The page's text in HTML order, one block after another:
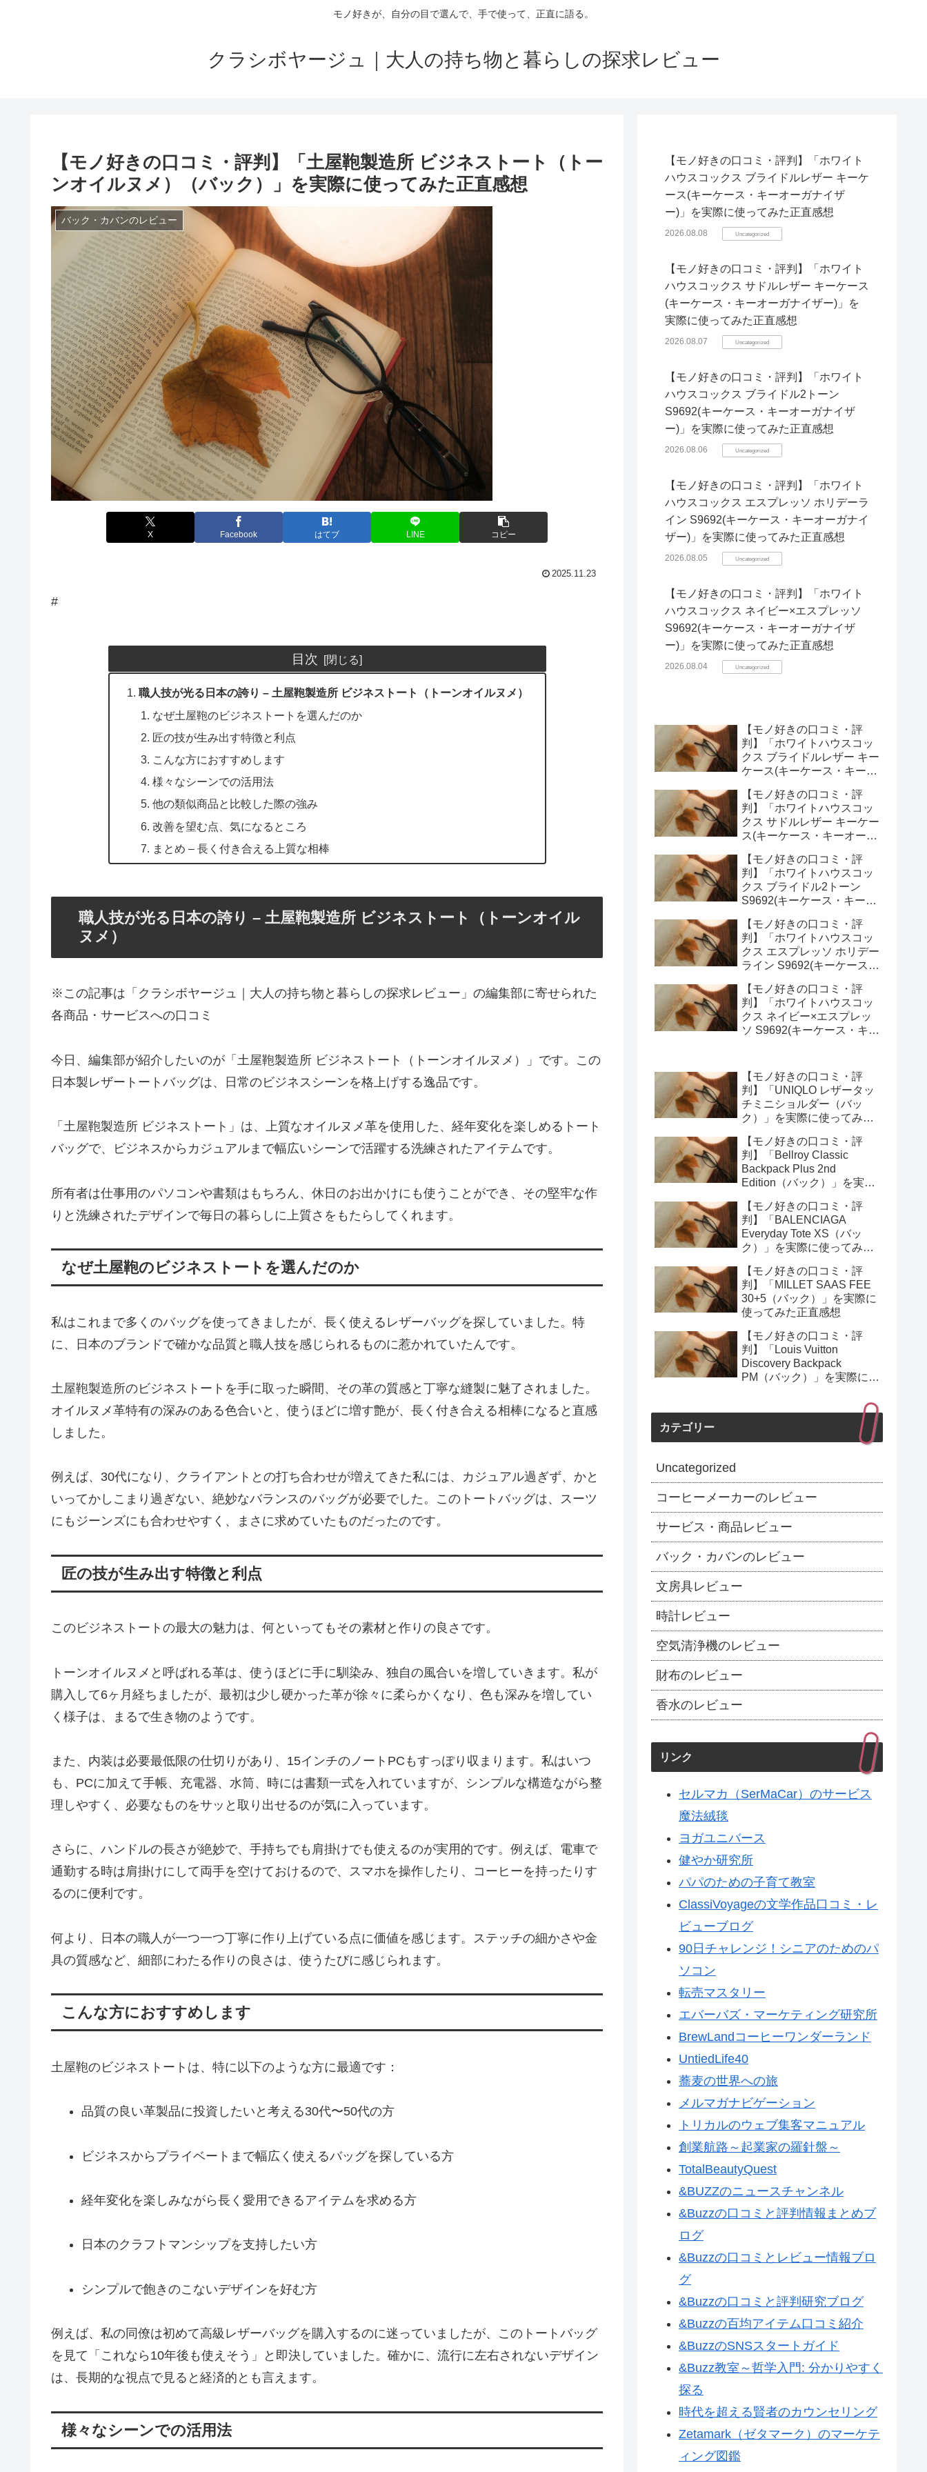
モノ好きが、自分の目で選んで、手で使って、正直に語る。
クラシボヤージュ｜大人の持ち物と暮らしの探求レビュー
【モノ好きの口コミ・評判】「土屋鞄製造所 ビジネストート（トー
ンオイルヌメ）（バック）」を実際に使ってみた正直感想
バック・カバンのレビュー
X Facebook はてブ LINE コピー
2025.11.23
#
目次
職人技が光る日本の誇り – 土屋鞄製造所 ビジネストート（トーンオイルヌメ）
なぜ土屋鞄のビジネストートを選んだのか
匠の技が生み出す特徴と利点
こんな方におすすめします
様々なシーンでの活用法
他の類似商品と比較した際の強み
改善を望む点、気になるところ
まとめ – 長く付き合える上質な相棒
職人技が光る日本の誇り – 土屋鞄製造所 ビジネストート（トーンオイル
ヌメ）
※この記事は「クラシボヤージュ｜大人の持ち物と暮らしの探求レビュー」の編集部に寄せられた
各商品・サービスへの口コミ
今日、編集部が紹介したいのが「土屋鞄製造所 ビジネストート（トーンオイルヌメ）」です。この
日本製レザートートバッグは、日常のビジネスシーンを格上げする逸品です。
「土屋鞄製造所 ビジネストート」は、上質なオイルヌメ革を使用した、経年変化を楽しめるトート
バッグで、ビジネスからカジュアルまで幅広いシーンで活躍する洗練されたアイテムです。
所有者は仕事用のパソコンや書類はもちろん、休日のお出かけにも使うことができ、その堅牢な作
りと洗練されたデザインで毎日の暮らしに上質さをもたらしてくれます。
なぜ土屋鞄のビジネストートを選んだのか
私はこれまで多くのバッグを使ってきましたが、長く使えるレザーバッグを探していました。特
に、日本のブランドで確かな品質と職人技を感じられるものに惹かれていたんです。
土屋鞄製造所のビジネストートを手に取った瞬間、その革の質感と丁寧な縫製に魅了されました。
オイルヌメ革特有の深みのある色合いと、使うほどに増す艶が、長く付き合える相棒になると直感
しました。
例えば、30代になり、クライアントとの打ち合わせが増えてきた私には、カジュアル過ぎず、かと
いってかしこまり過ぎない、絶妙なバランスのバッグが必要でした。このトートバッグは、スーツ
にもジーンズにも合わせやすく、まさに求めていたものだったのです。
匠の技が生み出す特徴と利点
このビジネストートの最大の魅力は、何といってもその素材と作りの良さです。
トーンオイルヌメと呼ばれる革は、使うほどに手に馴染み、独自の風合いを増していきます。私が
購入して6ヶ月経ちましたが、最初は少し硬かった革が徐々に柔らかくなり、色も深みを増してい
く様子は、まるで生き物のようです。
また、内装は必要最低限の仕切りがあり、15インチのノートPCもすっぽり収まります。私はいつ
も、PCに加えて手帳、充電器、水筒、時には書類一式を入れていますが、シンプルな構造ながら整
理しやすく、必要なものをサッと取り出せるのが気に入っています。
さらに、ハンドルの長さが絶妙で、手持ちでも肩掛けでも使えるのが実用的です。例えば、電車で
通勤する時は肩掛けにして両手を空けておけるので、スマホを操作したり、コーヒーを持ったりす
るのに便利です。
何より、日本の職人が一つ一つ丁寧に作り上げている点に価値を感じます。ステッチの細かさや金
具の質感など、細部にわたる作りの良さは、使うたびに感じられます。
こんな方におすすめします
土屋鞄のビジネストートは、特に以下のような方に最適です：
品質の良い革製品に投資したいと考える30代〜50代の方
ビジネスからプライベートまで幅広く使えるバッグを探している方
経年変化を楽しみながら長く愛用できるアイテムを求める方
日本のクラフトマンシップを支持したい方
シンプルで飽きのこないデザインを好む方
例えば、私の同僚は初めて高級レザーバッグを購入するのに迷っていましたが、このトートバッグ
を見て「これなら10年後も使えそう」と即決していました。確かに、流行に左右されないデザイン
は、長期的な視点で見ると経済的とも言えます。
様々なシーンでの活用法
【モノ好きの口コミ・評判】「ホワイト
ハウスコックス ブライドルレザー キーケ
ース(キーケース・キーオーガナイザ
ー)」を実際に使ってみた正直感想
2026.08.08 Uncategorized
【モノ好きの口コミ・評判】「ホワイト
ハウスコックス サドルレザー キーケース
(キーケース・キーオーガナイザー)」を
実際に使ってみた正直感想
2026.08.07 Uncategorized
【モノ好きの口コミ・評判】「ホワイト
ハウスコックス ブライドル2トーン
S9692(キーケース・キーオーガナイザ
ー)」を実際に使ってみた正直感想
2026.08.06 Uncategorized
【モノ好きの口コミ・評判】「ホワイト
ハウスコックス エスプレッソ ホリデーラ
イン S9692(キーケース・キーオーガナイ
ザー)」を実際に使ってみた正直感想
2026.08.05 Uncategorized
【モノ好きの口コミ・評判】「ホワイト
ハウスコックス ネイビー×エスプレッソ
S9692(キーケース・キーオーガナイザ
ー)」を実際に使ってみた正直感想
2026.08.04 Uncategorized
【モノ好きの口コミ・評
判】「ホワイトハウスコッ
クス ブライドルレザー キー
ケース(キーケース・キーオ
ってみた正直感想
【モノ好きの口コミ・評
判】「ホワイトハウスコッ
クス サドルレザー キーケー
ス(キーケース・キーオーガ
みた正直感想
【モノ好きの口コミ・評
判】「ホワイトハウスコッ
クス ブライドル2トーン
S9692(キーケース・キーオ
ってみた正直感想
【モノ好きの口コミ・評
判】「ホワイトハウスコッ
クス エスプレッソ ホリデー
ライン S9692(キーケース・
際に使ってみた正直感想
【モノ好きの口コミ・評
判】「ホワイトハウスコッ
クス ネイビー×エスプレッ
ソ S9692(キーケース・キー
【モノ好きの口コミ・評
判】「UNIQLO レザータッ
チミニショルダー（バッ
ク）」を実際に使ってみた
【モノ好きの口コミ・評
判】「Bellroy Classic
Backpack Plus 2nd
Edition（バック）」を実際
【モノ好きの口コミ・評
判】「BALENCIAGA
Everyday Tote XS（バッ
ク）」を実際に使ってみた
【モノ好きの口コミ・評
判】「MILLET SAAS FEE
30+5（バック）」を実際に
使ってみた正直感想
【モノ好きの口コミ・評
判】「Louis Vuitton
Discovery Backpack
PM（バック）」を実際に使
カテゴリー
Uncategorized
コーヒーメーカーのレビュー
サービス・商品レビュー
バック・カバンのレビュー
文房具レビュー
時計レビュー
空気清浄機のレビュー
財布のレビュー
香水のレビュー
リンク
セルマカ（SerMaCar）のサービス
魔法絨毯
ヨガユニバース
健やか研究所
パパのための子育て教室
ClassiVoyageの文学作品口コミ・レ
ビューブログ
90日チャレンジ！シニアのためのパ
ソコン
転売マスタリー
エバーバズ・マーケティング研究所
BrewLandコーヒーワンダーランド
UntiedLife40
蕎麦の世界への旅
メルマガナビゲーション
トリカルのウェブ集客マニュアル
創業航路～起業家の羅針盤～
TotalBeautyQuest
&BUZZのニュースチャンネル
&Buzzの口コミと評判情報まとめブ
ログ
&Buzzの口コミとレビュー情報ブロ
グ
&Buzzの口コミと評判研究ブログ
&Buzzの百均アイテム口コミ紹介
&BuzzのSNSスタートガイド
&Buzz教室～哲学入門: 分かりやすく
探る
時代を超える賢者のカウンセリング
Zetamark（ゼタマーク）のマーケテ
ィング図鑑